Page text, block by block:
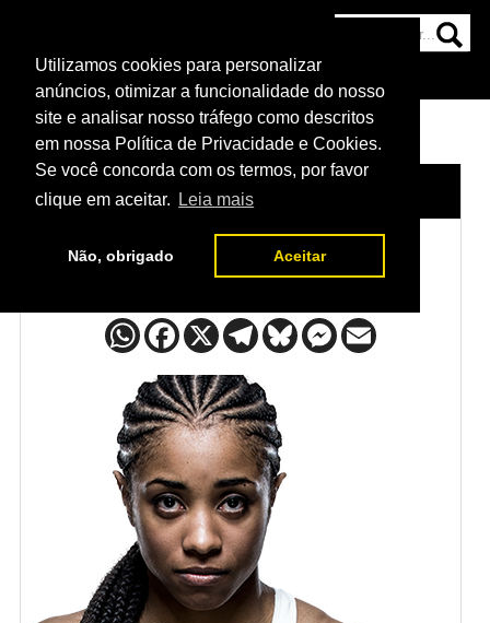
Utilizamos cookies para personalizar
anúncios, otimizar a funcionalidade do nosso
site e analisar nosso tráfego como descritos
em nossa Política de Privacidade e Cookies.
Se você concorda com os termos, por favor
clique em aceitar.
Leia mais
Não, obrigado Aceitar
NOTÍCIAS
HOME LUTADORES /
Danielle Taylor